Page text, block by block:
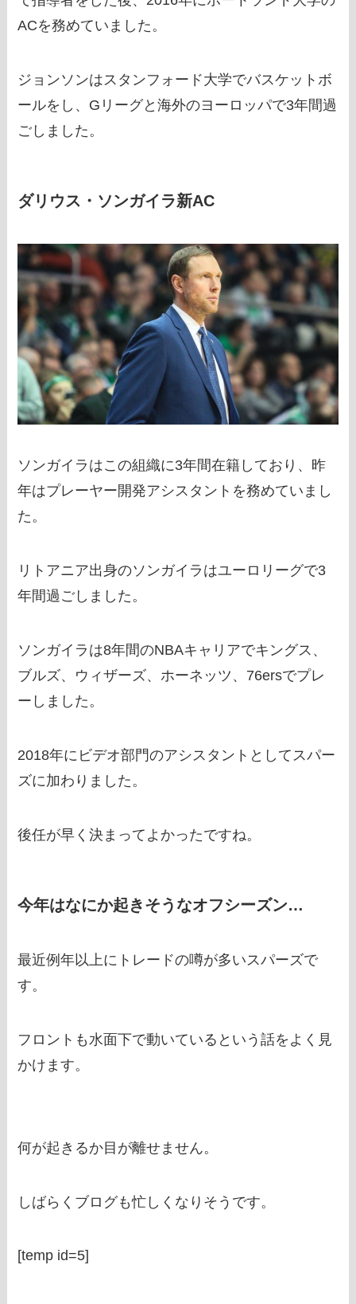
ACを務めていました。
ジョンソンはスタンフォード大学でバスケットボ
ールをし、Gリーグと海外のヨーロッパで3年間過
ごしました。
ダリウス・ソンガイラ新AC
ソンガイラはこの組織に3年間在籍しており、昨
年はプレーヤー開発アシスタントを務めていまし
た。
リトアニア出身のソンガイラはユーロリーグで3
年間過ごしました。
ソンガイラは8年間のNBAキャリアでキングス、
ブルズ、ウィザーズ、ホーネッツ、76ersでプレ
ーしました。
2018年にビデオ部門のアシスタントとしてスパー
ズに加わりました。
後任が早く決まってよかったですね。
今年はなにか起きそうなオフシーズン…
最近例年以上にトレードの噂が多いスパーズで
す。
フロントも水面下で動いているという話をよく見
かけます。
何が起きるか目が離せません。
しばらくブログも忙しくなりそうです。
[temp id=5]